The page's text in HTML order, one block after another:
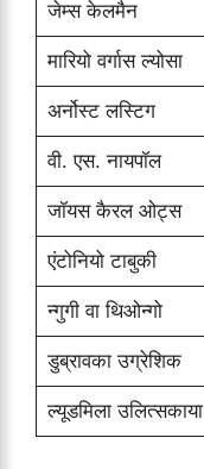
जेम्स केलमैन
मारियो वर्गास ल्योसा
अर्नोस्ट लस्टिग
वी. एस. नायपॉल
जॉयस कैरल ओट्स
एंटोनियो टाबुकी
न्गुगी वा थिओन्गो
डुब्रावका उग्रेशिक
ल्यूडमिला उलित्सकाया